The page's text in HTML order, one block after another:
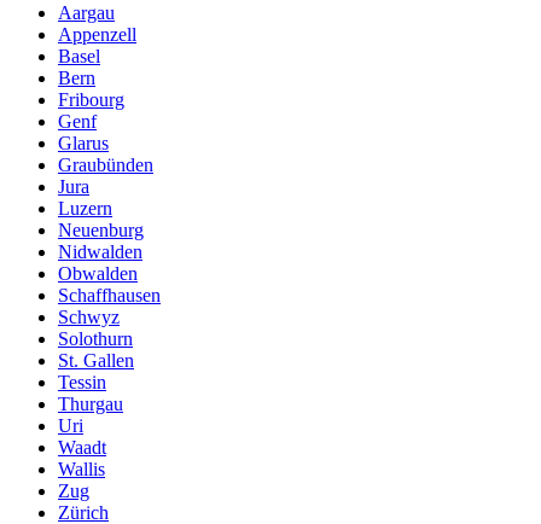
Aargau
Appenzell
Basel
Bern
Fribourg
Genf
Glarus
Graubünden
Jura
Luzern
Neuenburg
Nidwalden
Obwalden
Schaffhausen
Schwyz
Solothurn
St. Gallen
Tessin
Thurgau
Uri
Waadt
Wallis
Zug
Zürich